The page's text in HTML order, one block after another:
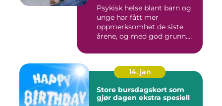
Psykisk helse blant barn og
unge har fått mer
oppmerksomhet de siste
årene, og med god grunn.
14. jan
Store bursdagskort som
gjør dagen ekstra spesiell